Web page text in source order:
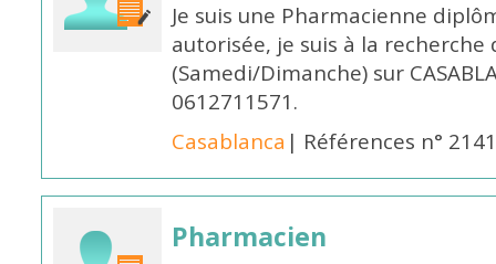
Je suis une Pharmacienne
autorisée, je suis à la
(Samedi/Dimanche) sur
0612711571.
Casablanca | Références n°
Pharmacien